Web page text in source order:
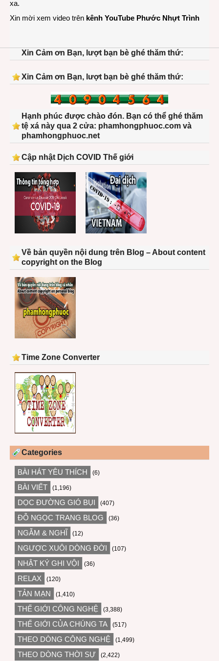
xa.
Xin mời xem video trên kênh YouTube Phước Nhựt Trình
Xin Cảm ơn Bạn, lượt bạn bè ghé thăm thứ:
Xin Cảm ơn Bạn, lượt bạn bè ghé thăm thứ:
Hạnh phúc được chào đón. Bạn có thể ghé thăm
tệ xá này qua 2 cửa: phamhongphuoc.com và
phamhongphuoc.net
Cập nhật Dịch COVID Thế giới
Về bản quyền nội dung trên Blog – About content
copyright on the Blog
Time Zone Converter
Categories
BÀI HÁT YÊU THÍCH (6)
BÀI VIẾT (1,196)
DỌC ĐƯỜNG GIÓ BỤI (407)
ĐỖ NGỌC TRANG BLOG (36)
NGẪM & NGHĨ (12)
NGƯỢC XUÔI DÒNG ĐỜI (107)
NHẬT KÝ GHI VỘI (36)
RELAX (120)
TẢN MẠN (1,410)
THẾ GIỚI CÔNG NGHỆ (3,388)
THẾ GIỚI CỦA CHÚNG TA (517)
THEO DÒNG CÔNG NGHỆ (1,499)
THEO DÒNG THỜI SỰ (2,422)